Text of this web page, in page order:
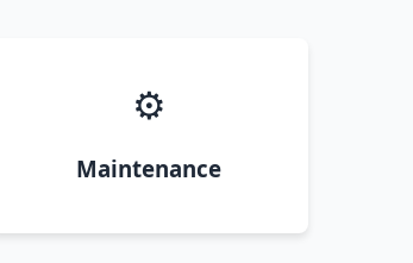
⚙️
Maintenance